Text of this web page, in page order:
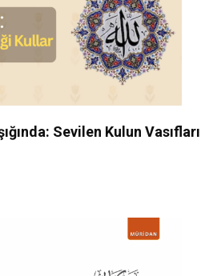
Sevilen Kulun Vasıfları